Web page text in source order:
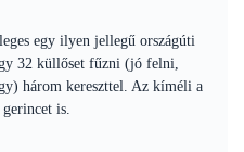
egy ilyen jellegű országúti
32 küllőset fűzni (jó felni,
három kereszttel. Az kíméli a
is.